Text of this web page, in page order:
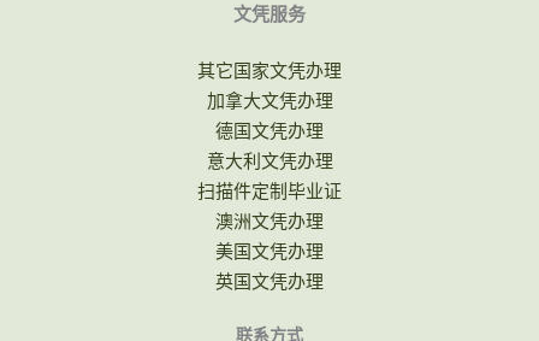
文凭服务
其它国家文凭办理
加拿大文凭办理
德国文凭办理
意大利文凭办理
扫描件定制毕业证
澳洲文凭办理
美国文凭办理
英国文凭办理
联系方式